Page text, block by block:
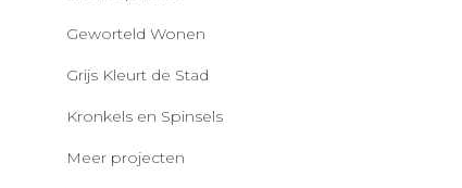
Geworteld Wonen
Grijs Kleurt de Stad
Kronkels en Spinsels
Meer projecten